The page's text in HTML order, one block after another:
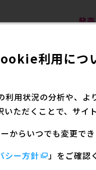
発
c000514 発売
分類
』よりクマちゃんの
利用につ
利用状況の分析や、
ただくことで、サイ
からいつでも変更でき
シー方針 」をご確認